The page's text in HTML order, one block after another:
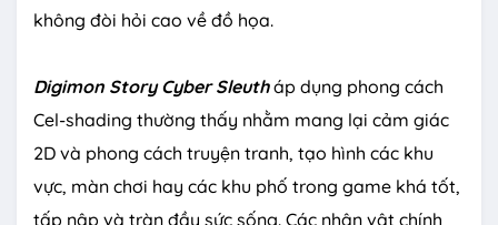
không đòi hỏi cao về đồ họa.
Digimon Story Cyber Sleutháp dụng phong cách
Cel-shading thường thấy nhằm mang lại cảm giác
2D và phong cách truyện tranh, tạo hình các khu
vực, màn chơi hay các khu phố trong game khá tốt,
tấp nập và tràn đầy sức sống. Các nhân vật chính